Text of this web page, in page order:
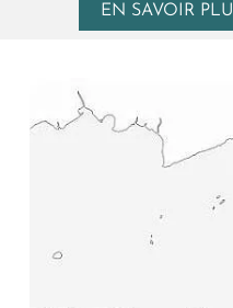
voile sur
bout de course. Vous
voyage de Bali, à
Une échappée dans les
dans le monde d’après.
EN SAVOIR